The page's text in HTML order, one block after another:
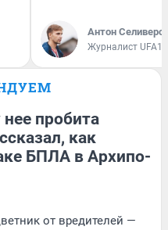
Антон
Журналист
пробита
как
БПЛА в Архипо-
от вредителей —